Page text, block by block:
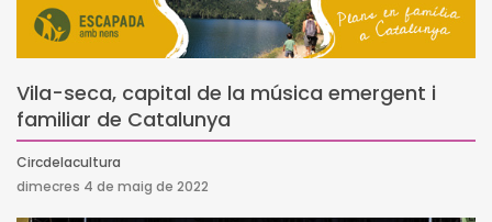
Vila-seca, capital de la música emergent i
familiar de Catalunya
Circdelacultura
dimecres 4 de maig de 2022